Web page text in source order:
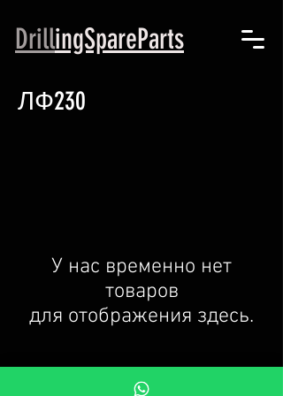
DrillingSpareParts
ЛФ230
У нас временно нет
товаров
для отображения здесь.